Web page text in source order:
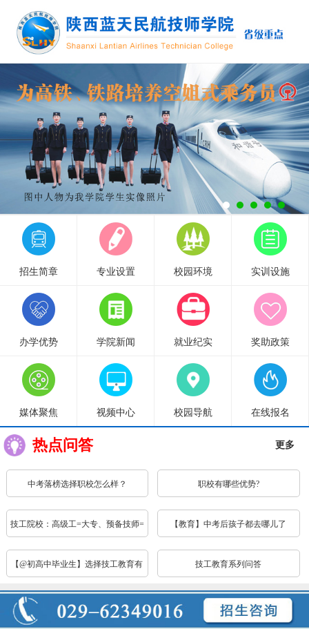
招生简章 专业设置 校园环境 实训设施
办学优势 学院新闻 就业纪实 奖助政策
媒体聚焦 视频中心 校园导航 在线报名
热点问答 更多
中考落榜选择职校怎么样？ 职校有哪些优势?
技工院校：高级工=大专、预备技师=
本科，待遇、公...
【教育】中考后孩子都去哪儿了
【@初高中毕业生】选择技工教育有
哪些优惠政策，...
技工教育系列问答